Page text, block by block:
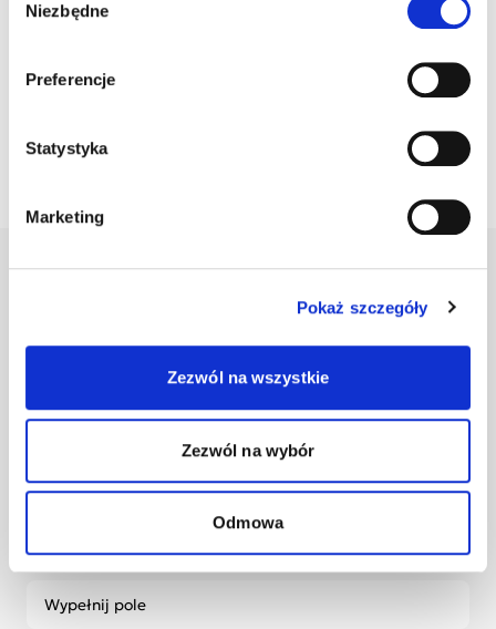
zgody
Niezbędne
Preferencje
Statystyka
Marketing
Pokaż szczegóły
Zezwól na wszystkie
Zezwól na wybór
Odmowa
Wydrukuj
Wydrukuj plakat
Pobierz list
Pobierz obrazek
Dołącz do
społeczności Jim
newsletter i otrzymuj poruszające historie
inspiracje, które budują świat pełen akceptacji.
Adres e-mail *